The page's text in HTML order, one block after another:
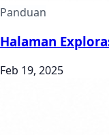
Panduan
Halaman
Feb 19, 2025